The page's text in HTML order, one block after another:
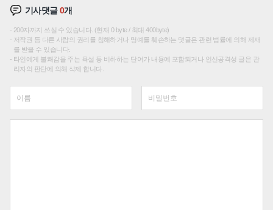
기사댓글0개
200자까지 쓰실 수 있습니다. (현재 0 byte / 최대 400byte)
저작권 등 다른 사람의 권리를 침해하거나 명예를 훼손하는 댓글은 관련 법률에 의해 제재
를 받을 수 있습니다.
타인에게 불쾌감을 주는 욕설 등 비하하는 단어가 내용에 포함되거나 인신공격성 글은 관
리자의 판단에 의해 삭제 합니다.